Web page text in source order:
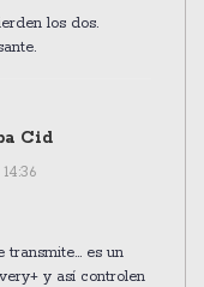
los dos.
Cid
es un
y así controlen